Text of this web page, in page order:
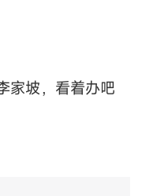
家坡，看着办吧